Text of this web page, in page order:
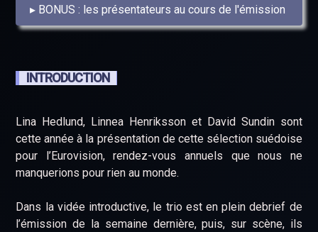
BONUS : les présentateurs au cours de l'émission
INTRODUCTION
Lina Hedlund, Linnea Henriksson et David Sundin sont
cette année à la présentation de cette sélection suédoise
pour l’Eurovision, rendez-vous annuels que nous ne
manquerions pour rien au monde.
Dans la vidée introductive, le trio est en plein debrief de
l’émission de la semaine dernière, puis, sur scène, ils